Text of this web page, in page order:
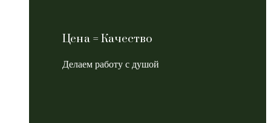
Цена = Качество
Делаем работу с душой